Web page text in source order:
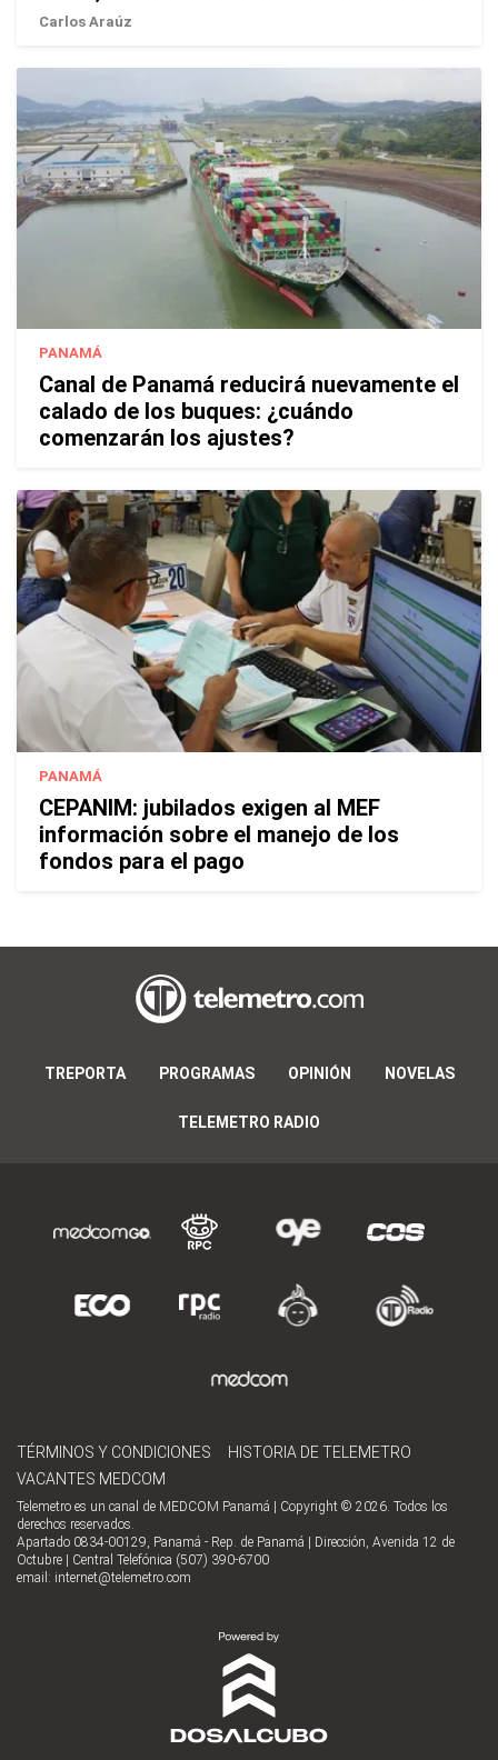
Carlos Araúz
PANAMÁ
Canal de Panamá reducirá nuevamente el
calado de los buques: ¿cuándo
comenzarán los ajustes?
PANAMÁ
CEPANIM: jubilados exigen al MEF
información sobre el manejo de los
fondos para el pago
TREPORTA PROGRAMAS OPINIÓN NOVELAS
TELEMETRO RADIO
TÉRMINOS Y CONDICIONES
HISTORIA DE TELEMETRO
VACANTES MEDCOM
Telemetro es un canal de MEDCOM Panamá | Copyright © 2026. Todos los
derechos reservados.
Apartado 0834-00129, Panamá - Rep. de Panamá | Dirección, Avenida 12 de
Octubre | Central Telefónica (507) 390-6700
email: internet@telemetro.com